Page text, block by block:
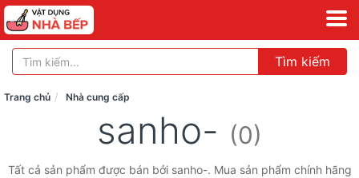
Tìm kiếm
Trang chủ Nhà cung cấp
sanho- (0)
Tất cả sản phẩm được bán bởi sanho-. Mua sản phẩm chính hãng